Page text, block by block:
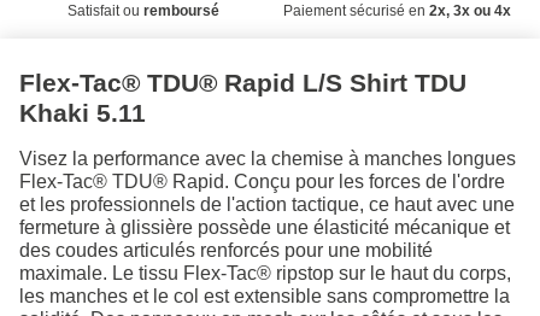
Satisfait ou remboursé Paiement sécurisé en 2x, 3x ou 4x
Flex-Tac® TDU® Rapid L/S Shirt TDU
Khaki 5.11
Visez la performance avec la chemise à manches longues
Flex-Tac® TDU® Rapid. Conçu pour les forces de l'ordre
et les professionnels de l'action tactique, ce haut avec une
fermeture à glissière possède une élasticité mécanique et
des coudes articulés renforcés pour une mobilité
maximale. Le tissu Flex-Tac® ripstop sur le haut du corps,
les manches et le col est extensible sans compromettre la